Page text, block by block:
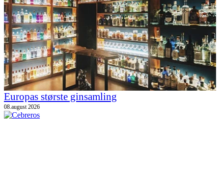
Europas største ginsamling
08.august 2026